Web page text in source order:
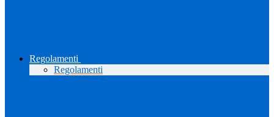
Regolamenti
Regolamenti